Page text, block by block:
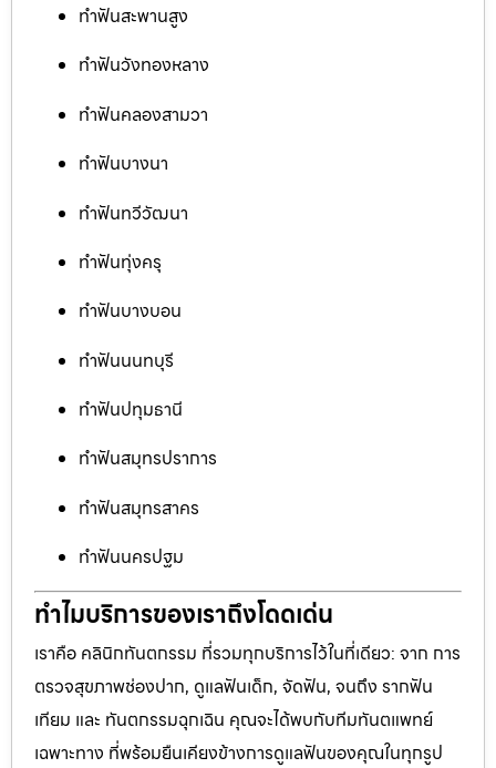
ทำฟันสะพานสูง
ทำฟันวังทองหลาง
ทำฟันคลองสามวา
ทำฟันบางนา
ทำฟันทวีวัฒนา
ทำฟันทุ่งครุ
ทำฟันบางบอน
ทำฟันนนทบุรี
ทำฟันปทุมธานี
ทำฟันสมุทรปราการ
ทำฟันสมุทรสาคร
ทำฟันนครปฐม
ทำไมบริการของเราถึงโดดเด่น
เราคือ คลินิกทันตกรรม ที่รวมทุกบริการไว้ในที่เดียว: จาก การ
ตรวจสุขภาพช่องปาก, ดูแลฟันเด็ก, จัดฟัน, จนถึง รากฟัน
เทียม และ ทันตกรรมฉุกเฉิน คุณจะได้พบกับทีมทันตแพทย์
เฉพาะทาง ที่พร้อมยืนเคียงข้างการดูแลฟันของคุณในทุกรูป